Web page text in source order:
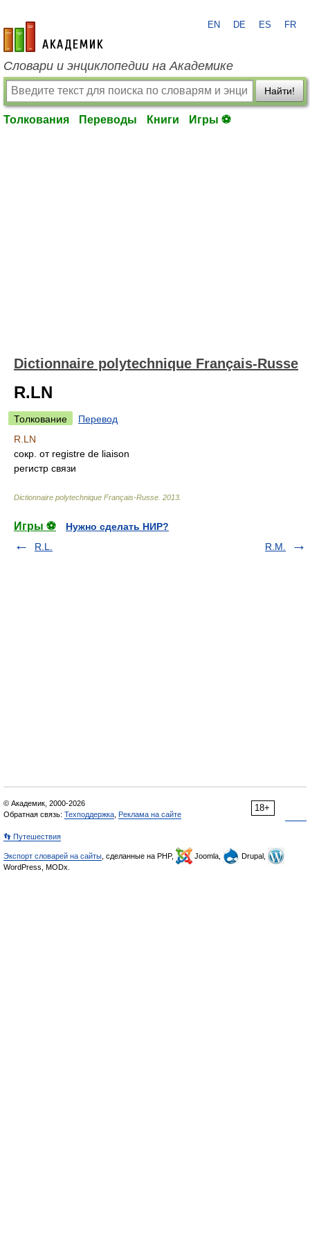
academic.ru
EN DE ES FR
Словари и энциклопедии на Академике
Найти!
Толкования Переводы Книги Игры ⚽
Dictionnaire polytechnique Français-Russe
R.LN
Толкование
Перевод
R.LN
сокр. от registre de liaison
регистр связи
Dictionnaire polytechnique Français-Russe 2013
Игры ⚽
Нужно сделать НИР?
R.L.
R.M.
18+
© Академик, 2000-2026
Обратная связь: Техподдержка Реклама на сайте
👣 Путешествия
Экспорт словарей на сайты , сделанные на PHP, Joomla,
Drupal,
WordPress, MODx.